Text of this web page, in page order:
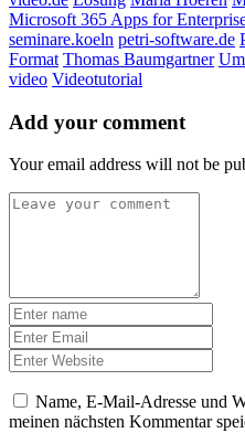
Microsoft 365 Apps for
seminare.koeln petri-software.de
Format Thomas Baumgartner
video Videotutorial
Add your comment
Your email address will not be
Name, E-Mail-Adresse und
meinen nächsten Kommentar